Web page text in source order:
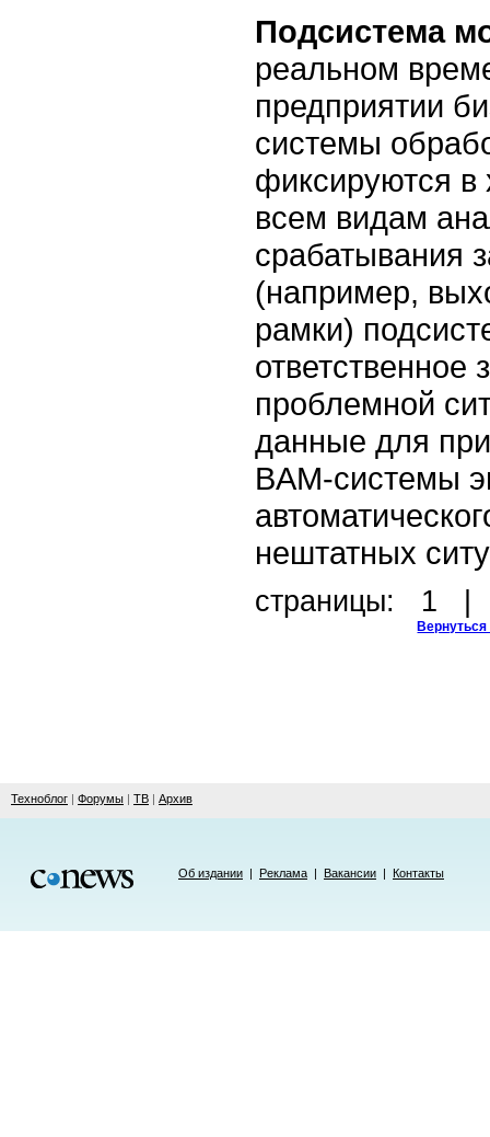
Подсистема
реальном
предприятии
системы
фиксируются в
всем видам
срабатывания
(например,
рамки)
ответственное
проблемной
данные для
BAM-системы
нештатных
cтраницы: 1
Техноблог | Форумы | ТВ | Архив
Об издании | Реклама | Вакансии | Контакты